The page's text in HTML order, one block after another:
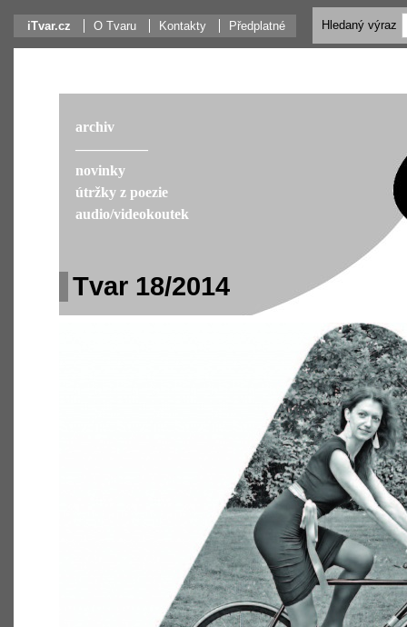
iTvar.cz O Tvaru Kontakty Předplatné
Tvar 18/2014
archiv
––––––––––
novinky
útržky z poezie
audio/videokoutek
Hledaný výraz